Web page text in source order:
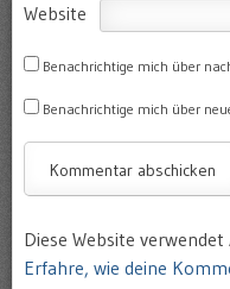
Website
Benachrichtige mich über
Benachrichtige mich über
Diese Website
Erfahre, wie deine